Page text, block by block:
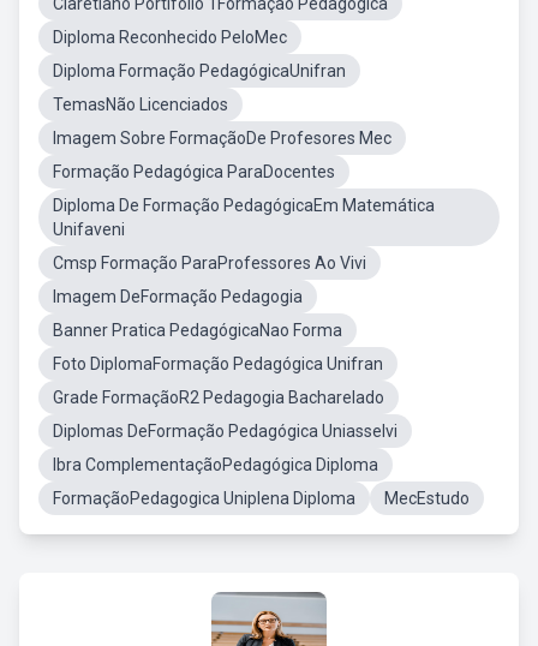
Diploma Reconhecido PeloMec
Diploma Formação PedagógicaUnifran
TemasNão Licenciados
Imagem Sobre FormaçãoDe Profesores Mec
Formação Pedagógica ParaDocentes
Diploma De Formação PedagógicaEm Matemática
Unifaveni
Cmsp Formação ParaProfessores Ao Vivi
Imagem DeFormação Pedagogia
Banner Pratica PedagógicaNao Forma
Foto DiplomaFormação Pedagógica Unifran
Grade FormaçãoR2 Pedagogia Bacharelado
Diplomas DeFormação Pedagógica Uniasselvi
Ibra ComplementaçãoPedagógica Diploma
FormaçãoPedagogica Uniplena Diploma
MecEstudo